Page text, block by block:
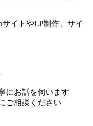
サイトやLP制作、サイ
にお話を伺います
ご相談ください